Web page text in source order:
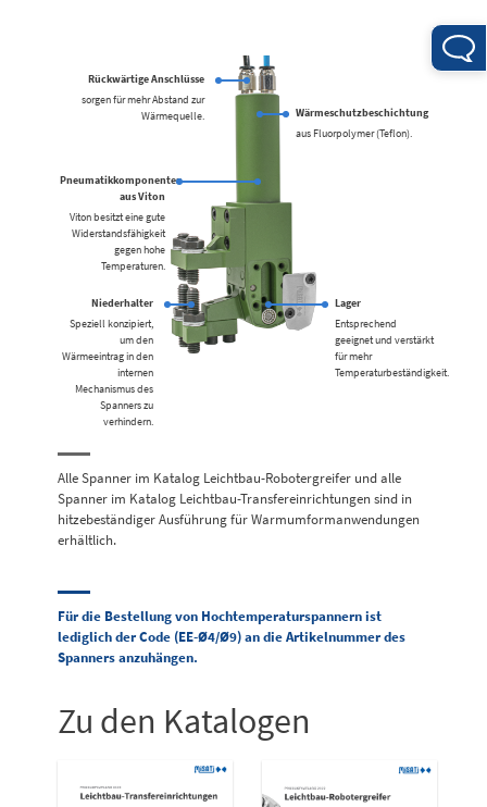
Rückwärtige Anschlüsse
sorgen für mehr Abstand zur
Wärmequelle.
Pneumatikkomponenten
aus Viton
Viton besitzt eine gute
Widerstandsfähigkeit
gegen hohe
Temperaturen.
Niederhalter
Speziell konzipiert,
um den
Wärmeeintrag in den
internen
Mechanismus des
Spanners zu
verhindern.
Wärmeschutzbeschichtung
aus Fluorpolymer (Teflon).
Lager
Entsprechend
geeignet und verstärkt
für mehr
Temperaturbeständigkeit.
Alle Spanner im Katalog Leichtbau-Robotergreifer und alle
Spanner im Katalog Leichtbau-Transfereinrichtungen sind in
hitzebeständiger Ausführung für Warmumformanwendungen
erhältlich.
Für die Bestellung von Hochtemperaturspannern ist
lediglich der Code (EE-Ø4/Ø9) an die Artikelnummer des
Spanners anzuhängen.
Zu den Katalogen